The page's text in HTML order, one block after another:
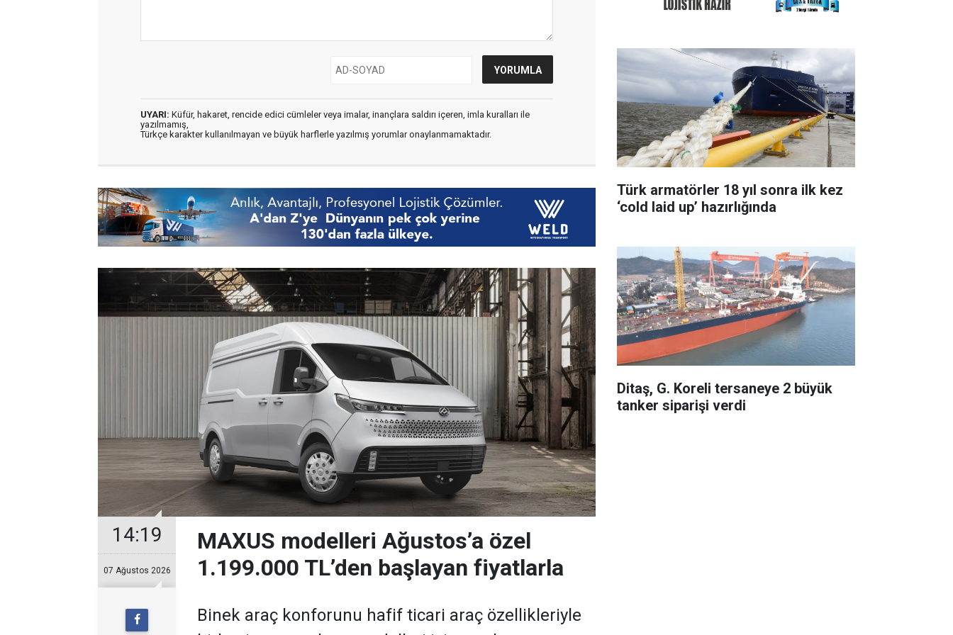
UYARI: Küfür, hakaret, rencide edici cümleler veya imalar, inançlara saldırı içeren, imla kuralları ile
yazılmamış,
Türkçe karakter kullanılmayan ve büyük harflerle yazılmış yorumlar onaylanmamaktadır.
14:19
07 Ağustos 2026
MAXUS modelleri Ağustos’a özel
1.199.000 TL’den başlayan fiyatlarla
Binek araç konforunu hafif ticari araç özellikleriyle
Türk armatörler 18 yıl sonra ilk kez
‘cold laid up’ hazırlığında
Ditaş, G. Koreli tersaneye 2 büyük
tanker siparişi verdi